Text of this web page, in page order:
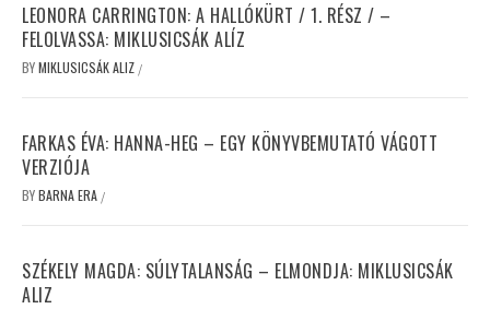
LEONORA CARRINGTON: A HALLÓKÜRT / 1. RÉSZ / –
FELOLVASSA: MIKLUSICSÁK ALÍZ
BYMIKLUSICSÁK ALIZ /
FARKAS ÉVA: HANNA-HEG – EGY KÖNYVBEMUTATÓ VÁGOTT
VERZIÓJA
BYBARNA ERA /
SZÉKELY MAGDA: SÚLYTALANSÁG – ELMONDJA: MIKLUSICSÁK
ALIZ